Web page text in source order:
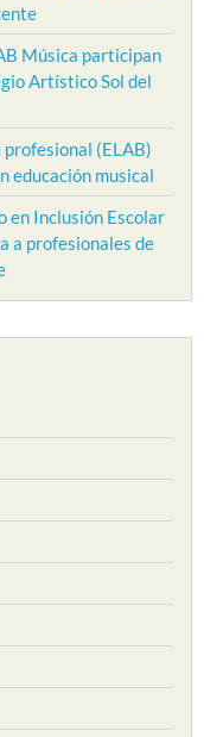
Música participan
Artístico Sol del
profesional (ELAB)
educación musical
en Inclusión Escolar
a profesionales de